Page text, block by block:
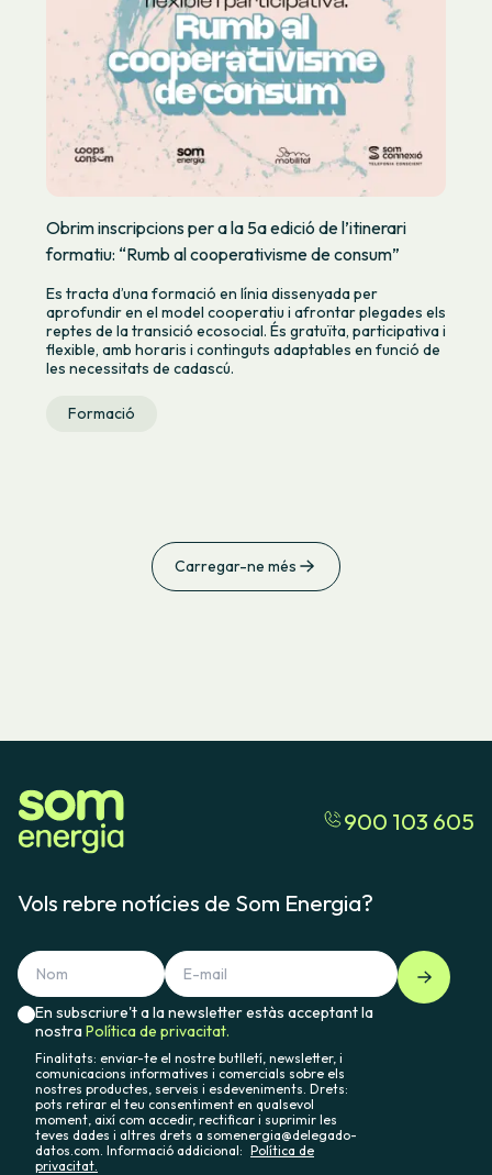
Obrim inscripcions per a la 5a edició de l’itinerari
formatiu: “Rumb al cooperativisme de consum”
Es tracta d’una formació en línia dissenyada per
aprofundir en el model cooperatiu i afrontar plegades els
reptes de la transició ecosocial. És gratuïta, participativa i
flexible, amb horaris i continguts adaptables en funció de
les necessitats de cadascú.
Formació
Carregar-ne més
900 103 605
Vols rebre notícies de Som Energia?
En subscriure't a la newsletter estàs acceptant la
nostraPolítica de privacitat.
Finalitats: enviar-te el nostre butlletí, newsletter, i
comunicacions informatives i comercials sobre els
nostres productes, serveis i esdeveniments. Drets:
pots retirar el teu consentiment en qualsevol
moment, així com accedir, rectificar i suprimir les
teves dades i altres drets a somenergia@delegado-
datos.com. Informació addicional: Política de
privacitat.